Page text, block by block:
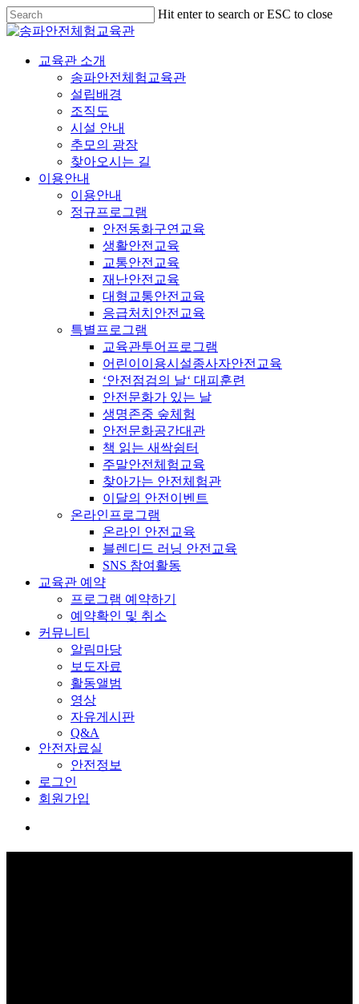
Hit enter to search or ESC to close
교육관 소개
송파안전체험교육관
설립배경
조직도
시설 안내
추모의 광장
찾아오시는 길
이용안내
이용안내
정규프로그램
안전동화구연교육
생활안전교육
교통안전교육
재난안전교육
대형교통안전교육
응급처치안전교육
특별프로그램
교육관투어프로그램
어린이이용시설종사자안전교육
‘안전점검의 날‘ 대피훈련
안전문화가 있는 날
생명존중 숲체험
안전문화공간대관
책 읽는 새싹쉼터
주말안전체험교육
찾아가는 안전체험관
이달의 안전이벤트
온라인프로그램
온라인 안전교육
블렌디드 러닝 안전교육
SNS 참여활동
교육관 예약
프로그램 예약하기
예약확인 및 취소
커뮤니티
알림마당
보도자료
활동앨범
영상
자유게시판
Q&A
안전자료실
안전정보
로그인
회원가입